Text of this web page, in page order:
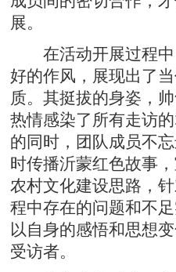
展。
在活动开展过程
好的作风，展现出了
质。其挺拔的身姿，
热情感染了所有走访
的同时，团队成员不
时传播沂蒙红色故事
农村文化建设思路，
程中存在的问题和不
以自身的感悟和思想
受访者。